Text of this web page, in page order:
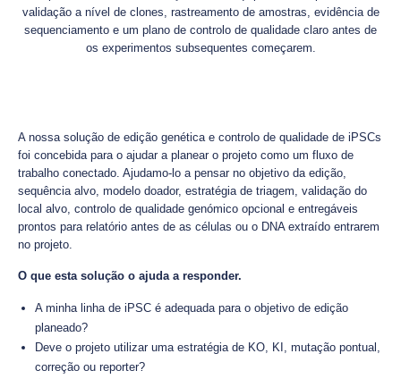
validação a nível de clones, rastreamento de amostras, evidência de
sequenciamento e um plano de controlo de qualidade claro antes de
os experimentos subsequentes começarem.
A nossa solução de edição genética e controlo de qualidade de iPSCs
foi concebida para o ajudar a planear o projeto como um fluxo de
trabalho conectado. Ajudamo-lo a pensar no objetivo da edição,
sequência alvo, modelo doador, estratégia de triagem, validação do
local alvo, controlo de qualidade genómico opcional e entregáveis
prontos para relatório antes de as células ou o DNA extraído entrarem
no projeto.
O que esta solução o ajuda a responder.
A minha linha de iPSC é adequada para o objetivo de edição
planeado?
Deve o projeto utilizar uma estratégia de KO, KI, mutação pontual,
correção ou reporter?